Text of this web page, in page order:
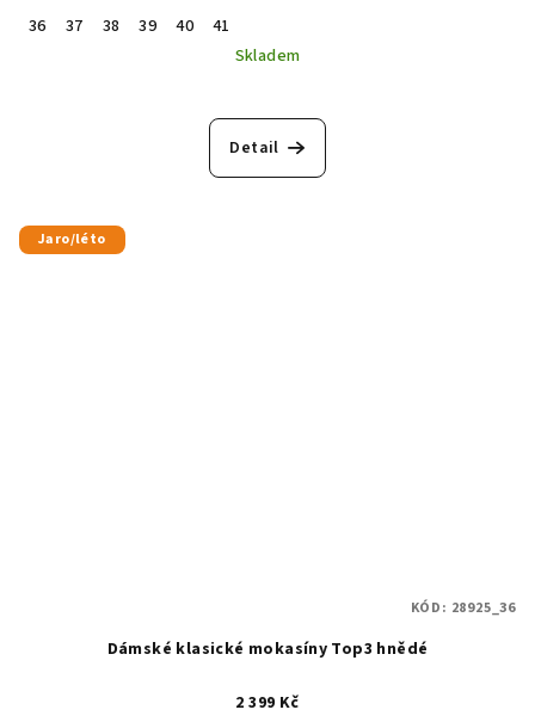
36
37 38 39 40
41
Skladem
Detail
Jaro/léto
Dámské klasické mokasíny Top3 hnědé
2 399 Kč
KÓD: 28925_36